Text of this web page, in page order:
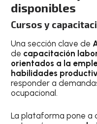
disponibles
Cursos y
Una sección clave de
de capacitación
orientados a la
habilidades
responder a
ocupacional.
La plataforma pone a